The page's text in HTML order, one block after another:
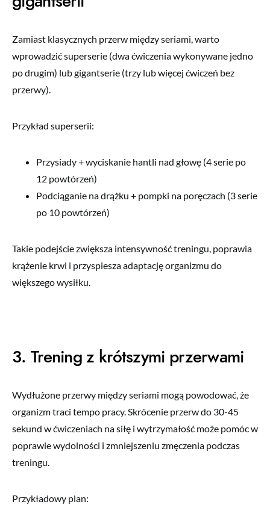
Zamiast klasycznych przerw między seriami, warto
wprowadzić superserie (dwa ćwiczenia wykonywane jedno
po drugim) lub gigantserie (trzy lub więcej ćwiczeń bez
przerwy).
Przykład superserii:
Przysiady + wyciskanie hantli nad głowę (4 serie po
12 powtórzeń)
Podciąganie na drążku + pompki na poręczach (3 serie
po 10 powtórzeń)
Takie podejście zwiększa intensywność treningu, poprawia
krążenie krwi i przyspiesza adaptację organizmu do
większego wysiłku.
3. Trening z krótszymi przerwami
Wydłużone przerwy między seriami mogą powodować, że
organizm traci tempo pracy. Skrócenie przerw do 30-45
sekund w ćwiczeniach na siłę i wytrzymałość może pomóc w
poprawie wydolności i zmniejszeniu zmęczenia podczas
treningu.
Przykładowy plan: